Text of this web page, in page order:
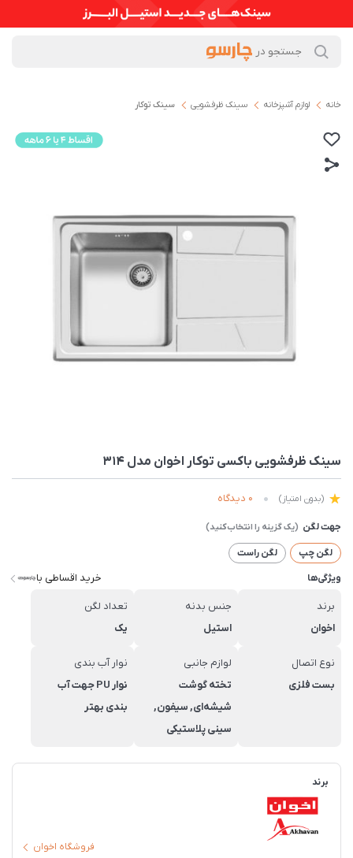
خانه لوازم آشپزخانه سینک ظرفشویی سینک توکار
سینک ظرفشویی باکسی توکار اخوان مدل 314
(بدون امتیاز) 0 دیدگاه
جهت لگن
لگن چپ
لگن راست
ویژگی‌ها
خرید اقساطی با
برند
اخوان
جنس بدنه
استیل
تعداد لگن
یک
نوع اتصال
بست فلزی
لوازم جانبی
تخته گوشت
شیشه‌ای, سیفون,
سینی پلاستیکی
نوار آب بندی
نوار PU جهت آب
بندی بهتر
برند
فروشگاه اخوان